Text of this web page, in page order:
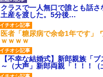
クラスで一人無口で誰とも話
土産を渡した。5分後…
医者「糖尿病で余命1年です」
ｗｗｗｗ
【不幸な結婚式】新郎親族「
～（大声」新郎両親「！！！